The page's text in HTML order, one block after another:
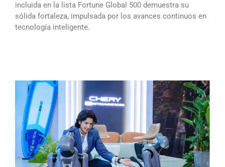
incluida en la lista Fortune Global 500 demuestra su
sólida fortaleza, impulsada por los avances continuos en
tecnología inteligente.